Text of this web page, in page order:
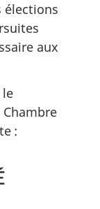
élections
aux
le
: